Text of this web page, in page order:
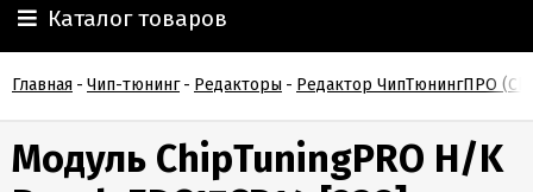
компании
Гарантия
Каталог товаров
Главная - Чип-тюнинг - Редакторы - Редактор ЧипТюнингПРО
Модуль ChipTuningPRO H/K